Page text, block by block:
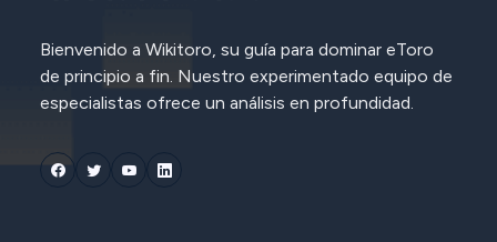
Bienvenido a Wikitoro, su guía para dominar eToro
de principio a fin. Nuestro experimentado equipo de
especialistas ofrece un análisis en profundidad.